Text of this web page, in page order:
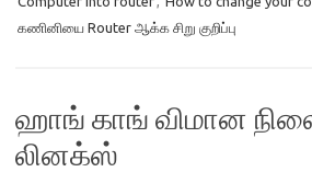
கணினியை Router ஆக்க சிறு குறிப்பு
ஹாங் காங் விமான
லினக்ஸ்